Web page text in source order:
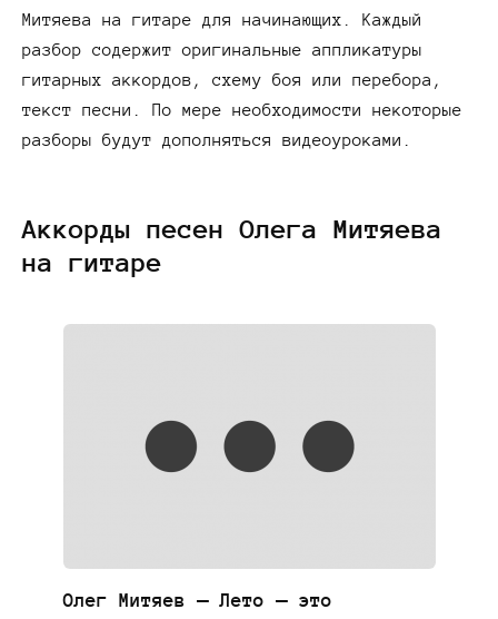
Митяева на гитаре для начинающих. Каждый
разбор содержит оригинальные аппликатуры
гитарных аккордов, схему боя или перебора,
текст песни. По мере необходимости некоторые
разборы будут дополняться видеоуроками.
Аккорды песен Олега Митяева
на гитаре
Олег Митяев — Лето – это